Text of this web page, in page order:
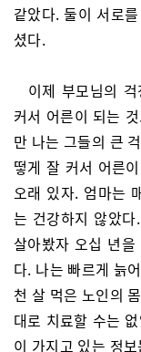
같았다. 둘이 서로
셨다.
이제 부모님의
커서 어른이 되는
만 나는 그들의 큰
떻게 잘 커서 어른
오래 있자. 엄마는
는 건강하지 않았
살아봤자 오십 년
다. 나는 빠르게 늙
천 살 먹은 노인의
대로 치료할 수는
이 가지고 있는 정